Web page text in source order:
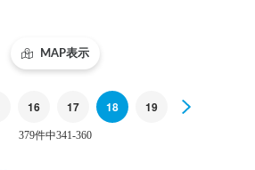
MAP表示
16 17 18 19
379件中341-360